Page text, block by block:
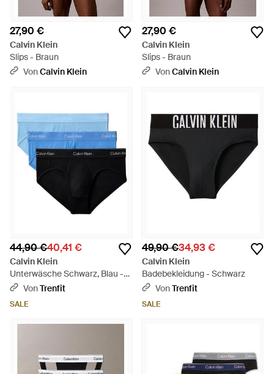
27,90 €
Calvin Klein
Slips - Braun
VonCalvin Klein
27,90 €
Calvin Klein
Slips - Braun
VonCalvin Klein
44,90 €40,41 €
Calvin Klein
Unterwäsche Schwarz, Blau -
Schwarz
VonTrenfit
SALE
49,90 €34,93 €
Calvin Klein
Badebekleidung - Schwarz
VonTrenfit
SALE